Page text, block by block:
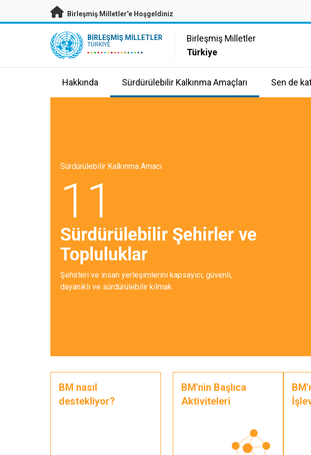
Esas içeriğe atla
Birleşmiş Milletler'e Hoşgeldiniz
UN Logo BIRLEŞMIŞ MILLETLER
TÜRKIYE
Birleşmiş Milletler
Türkiye
Hakkında Sürdürülebilir Kalkınma Amaçları Sen de
Sürdürülebilir Kalkınma Amacı
11
Sürdürülebilir Şehirler ve
Topluluklar
Şehirleri ve insan yerleşimlerini kapsayıcı, güvenli,
dayanıklı ve sürdürülebilir kılmak
BM nasıl
destekliyor?
BM'nin Başlıca
Aktiviteleri